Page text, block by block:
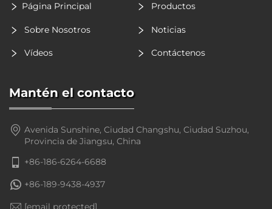
Página Principal Productos
Sobre Nosotros Noticias
Vídeos Contáctenos
Mantén el contacto
Avenida Sunshine, Ciudad Changshu, Ciudad Suzhou,
Provincia de Jiangsu, China
+86-186-6264-6688
+86-189-9438-4937
[email protected]